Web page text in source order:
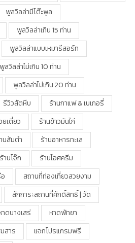
พูลวิลล่ามีโต๊ะพูล
พูลวิลล่าเกิน 15 ท่าน
พูลวิลล่าแบบเหมารีสอร์ท
พูลวิลล่าไม่เกิน 10 ท่าน
พูลวิลล่าไม่เกิน 20 ท่าน
รีวิวสัตหีบ
ร้านกาแฟ & เบเกอรี่
ยเตี๋ยว
ร้านข้าวมันไก่
นส้มตำ
ร้านอาหารทะเล
ร้านโจ๊ก
ร้านไอศครีม
สถานที่ท่องเที่ยวสวยงาม
สักการะสถานที่ศักดิ์สิทธิ์ | วัด
ดบางเสร่
หาดพัทยา
สาร
แจกโปรแกรมฟรี